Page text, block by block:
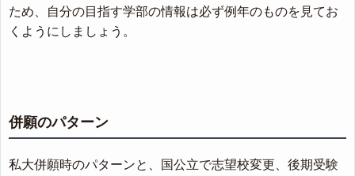
ため、自分の目指す学部の情報は必ず例年のものを見てお
くようにしましょう。
併願のパターン
私大併願時のパターンと、国公立で志望校変更、後期受験